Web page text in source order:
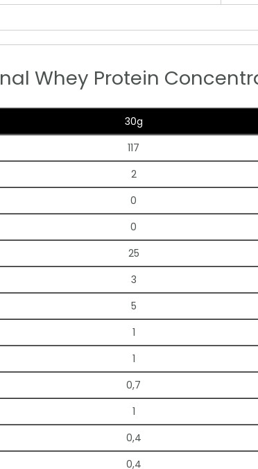
Whey Protein
30g
117
2
0
0
25
3
5
1
1
0,7
1
0,4
0,4